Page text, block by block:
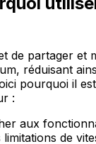
de partager et
réduisant
pourquoi il
:
aux
de